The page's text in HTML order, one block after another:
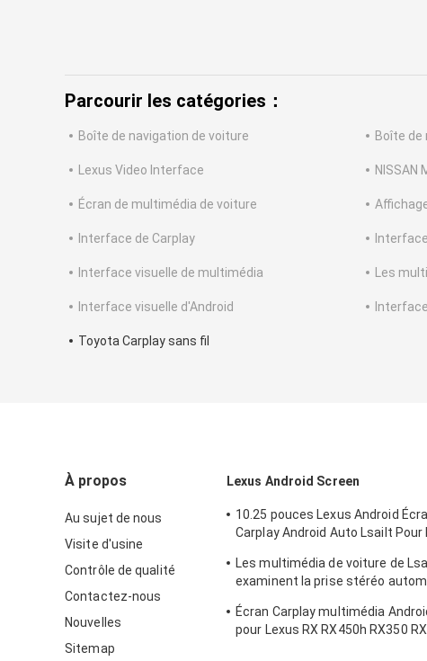
Parcourir les catégories：
Boîte de navigation de voiture Boîte de
Lexus Video Interface NISSAN
Écran de multimédia de voiture
Interface de Carplay
Interface visuelle de multimédia Les
Interface visuelle d'Android
Toyota Carplay sans fil
À propos
Au sujet de nous
Visite d'usine
Contrôle de qualité
Contactez-nous
Nouvelles
Sitemap
Lexus Android Screen
10.25 pouces Lexus Android
Carplay Android Auto Lsailt Pour
Les multimédia de voiture de
examinent la prise stéréo
Écran Carplay multimédia
pour Lexus RX RX450h RX350